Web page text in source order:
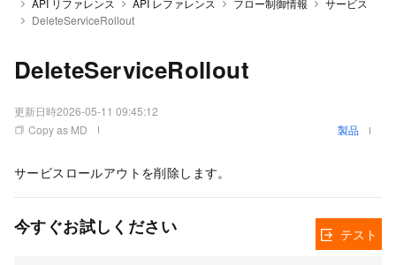
API リファレンス
API レファレンス フロー制御情報
サービス
DeleteServiceRollout
DeleteServiceRollout
更新日時2026-05-11 09:45:12
Copy as MD
製品
サービスロールアウトを削除します。
今すぐお試しください テスト